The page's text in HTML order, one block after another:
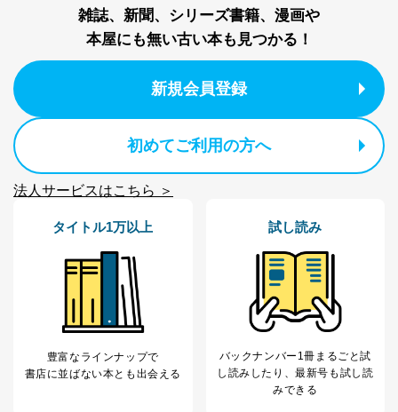
東京都渋谷区南平台町16-11
株式会社富士山マガジンサービス
代表取締役会長 西野 伸一郎
当社が取り扱う開示対象個人情報の利用目的は次のとお
りです。
No
個人情報の種類
当社の定期購読サ
ービス等をご利用
の方の個人情報
購入商品の配送のため
商品代金回収のため
ｅメール等による商品、サービ
ス、キャンペーン等の広告の案内
個人が特定できない形で取得した
閲覧履歴や購買履歴等の情報を分
応じた新商品・サービスに関する
広告のため
お問い合わせ対応、トラブル対
雑誌、新聞、シリーズ書籍、漫画や
本屋にも無い古い本も見つかる！
新規会員登録
初めてご利用の方へ
法人サービスはこちら ＞
タイトル1万以上
豊富なラインナップで
書店に並ばない本とも出会える
試し読み
バックナンバー1冊まるごと試
し読み したり、最新号も試し読
みできる